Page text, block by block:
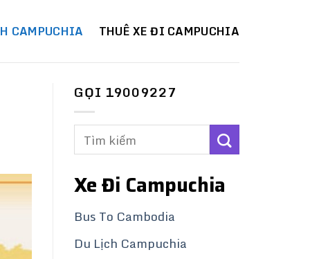
CAMPUCHIA THUÊ XE ĐI CAMPUCHIA
GỌI 19009227
Xe Đi Campuchia
Bus To Cambodia
Du Lịch Campuchia